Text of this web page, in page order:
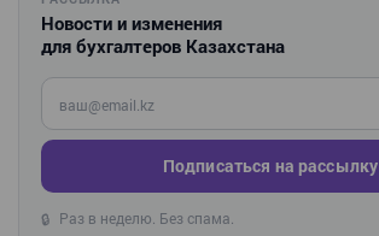
Новости и изменения
для бухгалтеров Казахстана
Введите ваш e-mail
Подписаться на рассылку
🔒 Раз в неделю. Без спама.